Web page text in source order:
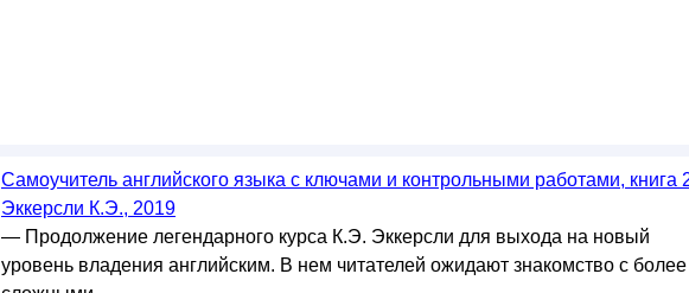
Самоучитель английского языка с ключами и контрольными работами, книга 2,
Эккерсли К.Э., 2019
— Продолжение легендарного курса К.Э. Эккерсли для выхода на новый